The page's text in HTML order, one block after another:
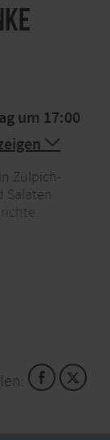
um 17:00
Zülpich-
Salaten